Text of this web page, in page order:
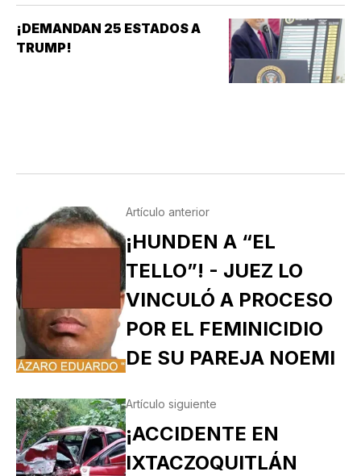
¡DEMANDAN 25 ESTADOS A
TRUMP!
Artículo anterior
¡HUNDEN A “EL
TELLO”! - JUEZ LO
VINCULÓ A PROCESO
POR EL FEMINICIDIO
DE SU PAREJA NOEMI
Artículo siguiente
¡ACCIDENTE EN
IXTACZOQUITLÁN